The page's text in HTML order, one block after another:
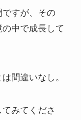
すが、その
中で成長して
間違いなし。
みてくださ